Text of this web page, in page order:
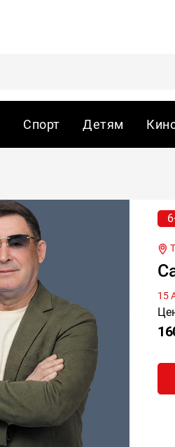
Спорт Детям